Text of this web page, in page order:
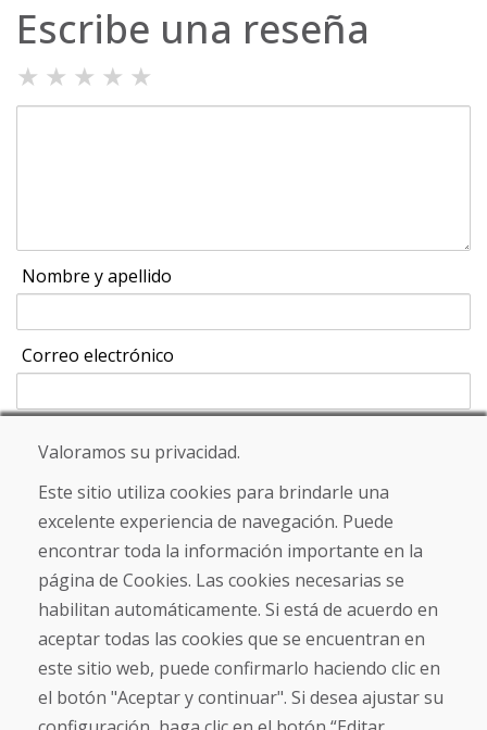
Escribe una reseña
★ ★ ★ ★ ★
Nombre y apellido
Correo electrónico
Enviar
Línea de información
+421 919 282 306
info@domivosport.es
Sobre nosotros
Blog
Sobre nosotros
Valoramos su privacidad.
Este sitio utiliza cookies para brindarle una
excelente experiencia de navegación. Puede
encontrar toda la información importante en la
página de Cookies. Las cookies necesarias se
habilitan automáticamente. Si está de acuerdo en
aceptar todas las cookies que se encuentran en
este sitio web, puede confirmarlo haciendo clic en
el botón "Aceptar y continuar". Si desea ajustar su